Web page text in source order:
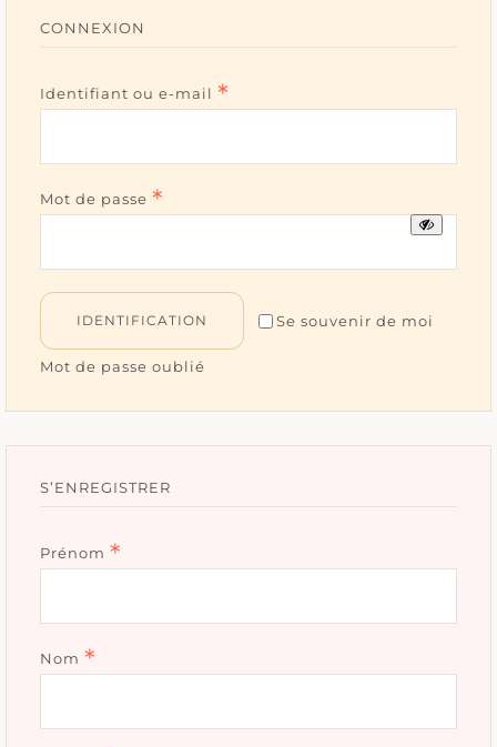
CONNEXION
Identifiant ou e-mail *
Mot de passe *
Se souvenir de moi
IDENTIFICATION
Mot de passe oublié
S’ENREGISTRER
Prénom *
Nom *